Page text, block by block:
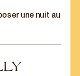
une nuit au